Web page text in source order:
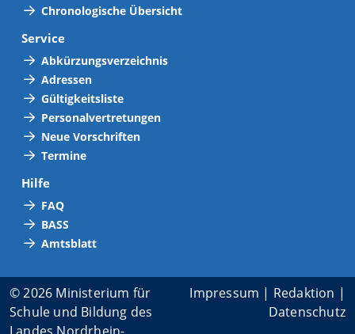
Chronologische Übersicht
Service
Abkürzungsverzeichnis
Adressen
Gültigkeitsliste
Personalvertretungen
Neue Vorschriften
Termine
Hilfe
FAQ
BASS
Amtsblatt
© 2026 Ministerium für
Schule und Bildung des
Impressum | Redaktion |
Datenschutz